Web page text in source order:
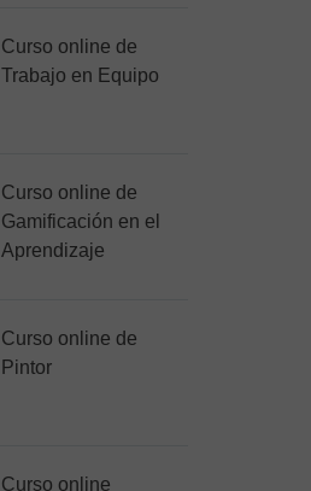
Curso online de
Trabajo en Equipo
Curso online de
Gamificación en el
Aprendizaje
Curso online de
Pintor
Curso online